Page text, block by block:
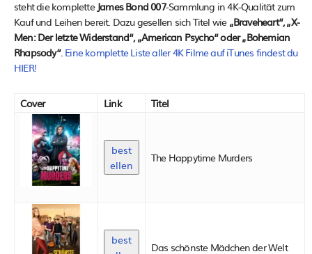
steht die komplette James Bond 007-Sammlung in 4K-Qualität zum
Kauf und Leihen bereit. Dazu gesellen sich Titel wie „Braveheart“, „X-
Men: Der letzte Widerstand“, „American Psycho“ oder „Bohemian
Rhapsody“. Eine komplette Liste aller 4K Filme auf iTunes findest du
HIER!
Cover Link Titel
best
ellen
The Happytime Murders
best
Das schönste Mädchen der Welt